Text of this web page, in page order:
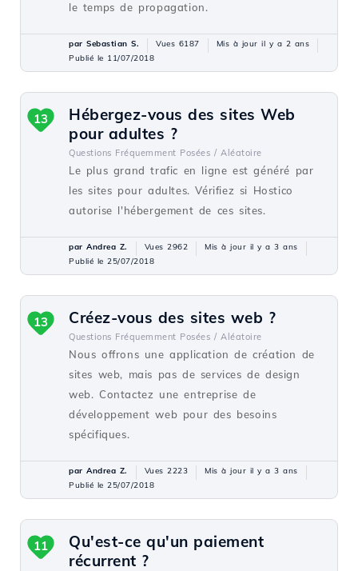
le temps de propagation.
par Sebastian S. Vues 6187
Mis à jour il y a 2 ans
Publié le 11/07/2018
Hébergez-vous des sites Web
pour adultes ?
Questions Fréquemment Posées / Aléatoire
Le plus grand trafic en ligne est généré par
les sites pour adultes. Vérifiez si Hostico
autorise l'hébergement de ces sites.
13
par Andrea Z. Vues 2962
Mis à jour il y a 3 ans
Publié le 25/07/2018
Créez-vous des sites web ?
Questions Fréquemment Posées / Aléatoire
Nous offrons une application de création de
sites web, mais pas de services de design
web. Contactez une entreprise de
développement web pour des besoins
spécifiques.
13
par Andrea Z. Vues 2223
Mis à jour il y a 3 ans
Publié le 25/07/2018
Qu'est-ce qu'un paiement
récurrent ?
11